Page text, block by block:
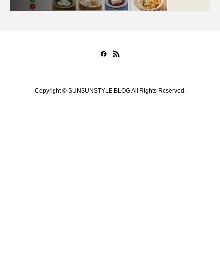
Copyright © SUNSUNSTYLE BLOG All Rights Reserved.